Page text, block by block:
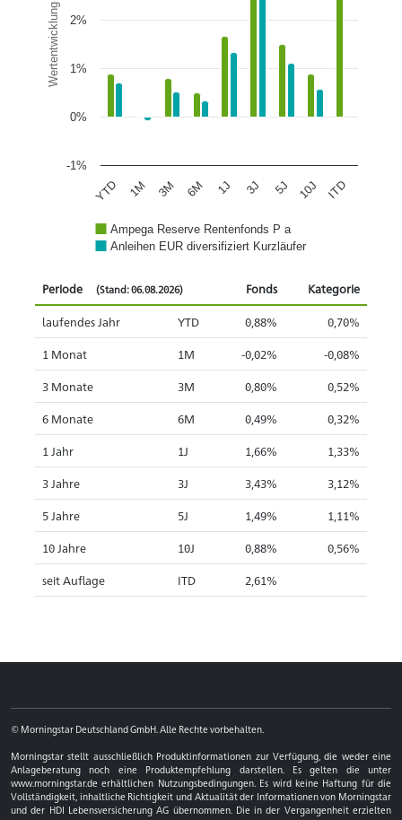
Wertentwicklung
Ampega Reserve Rentenfonds P a
Anleihen EUR diversifiziert Kurzläufer
YTD 1M 3M 6M 1J 3J 5J 10J ITD
-1%
0%
1%
2%
Periode (Stand: 06.08.2026) Fonds Kategorie
laufendes Jahr YTD 0,88% 0,70%
1 Monat 1M -0,02% -0,08%
3 Monate 3M 0,80% 0,52%
6 Monate 6M 0,49% 0,32%
1 Jahr 1J 1,66% 1,33%
3 Jahre 3J 3,43% 3,12%
5 Jahre 5J 1,49% 1,11%
10 Jahre 10J 0,88% 0,56%
seit Auflage ITD 2,61%
© Morningstar Deutschland GmbH. Alle Rechte vorbehalten.
Morningstar stellt ausschließlich Produktinformationen zur Verfügung, die weder eine
Anlageberatung noch eine Produktempfehlung darstellen. Es gelten die unter
www.morningstar.de erhältlichen Nutzungsbedingungen. Es wird keine Haftung für die
Vollständigkeit, inhaltliche Richtigkeit und Aktualität der Informationen von Morningstar
und der HDI Lebensversicherung AG übernommen. Die in der Vergangenheit erzielten